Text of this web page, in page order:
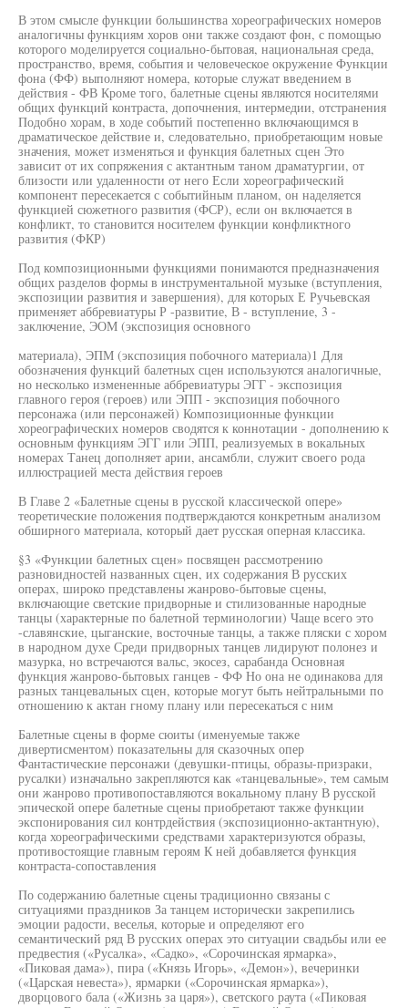
В этом смысле функции большинства хореографических номеров
аналогичны функциям хоров они также создают фон, с помощью
которого моделируется социально-бытовая, национальная среда,
пространство, время, события и человеческое окружение Функции
фона (ФФ) выполняют номера, которые служат введением в
действия - ФВ Кроме того, балетные сцены являются носителями
общих функций контраста, допочнения, интермедии, отстранения
Подобно хорам, в ходе событий постепенно включающимся в
драматическое действие и, следовательно, приобретающим новые
значения, может изменяться и функция балетных сцен Это
зависит от их сопряжения с актантным таном драматургии, от
близости или удаленности от него Если хореографический
компонент пересекается с событийным планом, он наделяется
функцией сюжетного развития (ФСР), если он включается в
конфликт, то становится носителем функции конфликтного
развития (ФКР)
Под композиционными функциями понимаются предназначения
общих разделов формы в инструментальной музыке (вступления,
экспозиции развития и завершения), для которых Е Ручьевская
применяет аббревиатуры Р -развитие, В - вступление, 3 -
заключение, ЭОМ (экспозиция основного
материала), ЭПМ (экспозиция побочного материала)1 Для
обозначения функций балетных сцен используются аналогичные,
но несколько измененные аббревиатуры ЭГГ - экспозиция
главного героя (героев) или ЭПП - экспозиция побочного
персонажа (или персонажей) Композиционные функции
хореографических номеров сводятся к коннотации - дополнению к
основным функциям ЭГГ или ЭПП, реализуемых в вокальных
номерах Танец дополняет арии, ансамбли, служит своего рода
иллюстрацией места действия героев
В Главе 2 «Балетные сцены в русской классической опере»
теоретические положения подтверждаются конкретным анализом
обширного материала, который дает русская оперная классика.
§3 «Функции балетных сцен» посвящен рассмотрению
разновидностей названных сцен, их содержания В русских
операх, широко представлены жанрово-бытовые сцены,
включающие светские придворные и стилизованные народные
танцы (характерные по балетной терминологии) Чаще всего это
-славянские, цыганские, восточные танцы, а также пляски с хором
в народном духе Среди придворных танцев лидируют полонез и
мазурка, но встречаются вальс, экосез, сарабанда Основная
функция жанрово-бытовых ганцев - ФФ Но она не одинакова для
разных танцевальных сцен, которые могут быть нейтральными по
отношению к актан гному плану или пересекаться с ним
Балетные сцены в форме сюиты (именуемые также
дивертисментом) показательны для сказочных опер
Фантастические персонажи (девушки-птицы, образы-призраки,
русалки) изначально закрепляются как «танцевальные», тем самым
они жанрово противопоставляются вокальному плану В русской
эпической опере балетные сцены приобретают также функции
экспонирования сил контрдействия (экспозиционно-актантную),
когда хореографическими средствами характеризуются образы,
противостоящие главным героям К ней добавляется функция
контраста-сопоставления
По содержанию балетные сцены традиционно связаны с
ситуациями праздников За танцем исторически закрепились
эмоции радости, веселья, которые и определяют его
семантический ряд В русских операх это ситуации свадьбы или ее
предвестия («Русалка», «Садко», «Сорочинская ярмарка»,
«Пиковая дама»), пира («Князь Игорь», «Демон»), вечеринки
(«Царская невеста»), ярмарки («Сорочинская ярмарка»),
дворцового бала («Жизнь за царя»), светского раута («Пиковая